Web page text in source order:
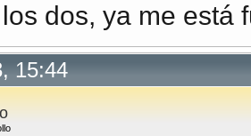
dos, ya me está
15:44